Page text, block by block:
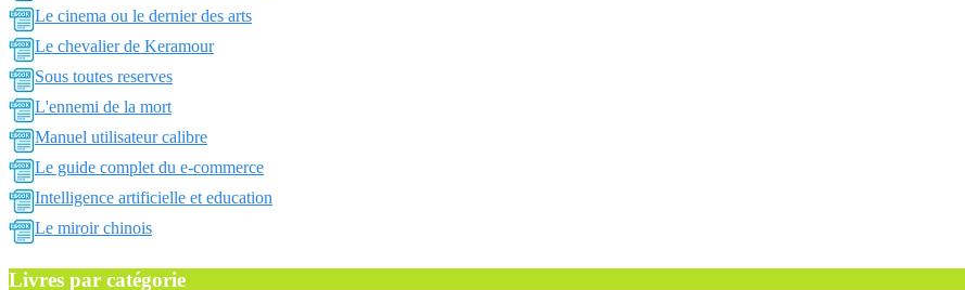
Le cinema ou le dernier des arts
Le chevalier de Keramour
Sous toutes reserves
L'ennemi de la mort
Manuel utilisateur calibre
Le guide complet du e-commerce
Intelligence artificielle et education
Le miroir chinois
Livres par catégorie